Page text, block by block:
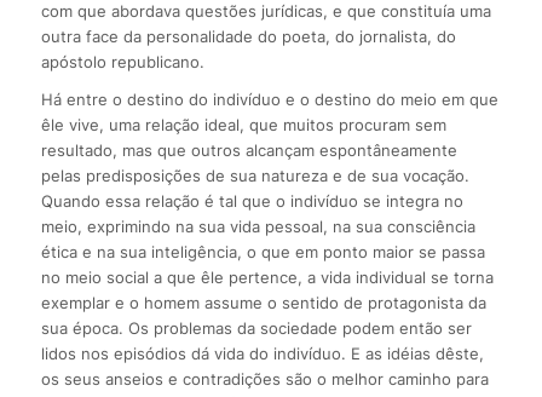
com que abordava questões jurídicas, e que constituía uma
outra face da personalidade do poeta, do jornalista, do
apóstolo republicano.
Há entre o destino do indivíduo e o destino do meio em que
êle vive, uma relação ideal, que muitos procuram sem
resultado, mas que outros alcançam espontâneamente
pelas predisposições de sua natureza e de sua vocação.
Quando essa relação é tal que o indivíduo se integra no
meio, exprimindo na sua vida pessoal, na sua consciência
ética e na sua inteligência, o que em ponto maior se passa
no meio social a que êle pertence, a vida individual se torna
exemplar e o homem assume o sentido de protagonista da
sua época. Os problemas da sociedade podem então ser
lidos nos episódios dá vida do indivíduo. E as idéias dêste,
os seus anseios e contradições são o melhor caminho para